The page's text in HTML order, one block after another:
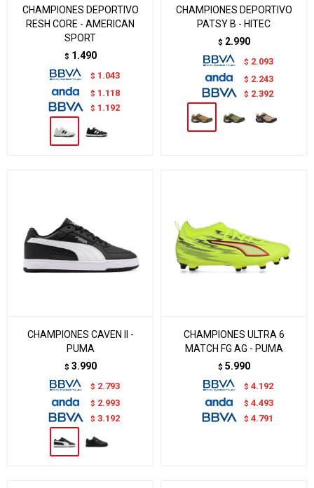
CHAMPIONES DEPORTIVO
RESH CORE - AMERICAN
SPORT
$ 1.490
$ 1.043
$ 1.118
$ 1.192
CHAMPIONES DEPORTIVO
PATSY B - HITEC
$ 2.990
$ 2.093
$ 2.243
$ 2.392
CHAMPIONES CAVEN II -
PUMA
$ 3.990
$ 2.793
$ 2.993
$ 3.192
CHAMPIONES ULTRA 6
MATCH FG AG - PUMA
$ 5.990
$ 4.192
$ 4.493
$ 4.791